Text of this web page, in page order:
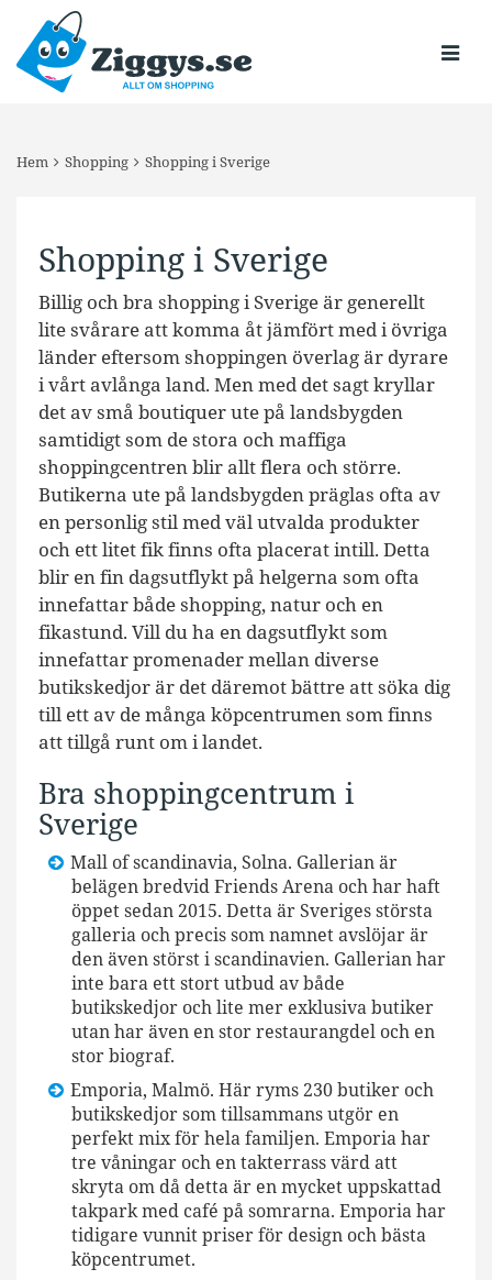
Hem Shopping Shopping i Sverige
Shopping i Sverige
Billig och bra shopping i Sverige är generellt
lite svårare att komma åt jämfört med i övriga
länder eftersom shoppingen överlag är dyrare
i vårt avlånga land. Men med det sagt kryllar
det av små boutiquer ute på landsbygden
samtidigt som de stora och maffiga
shoppingcentren blir allt flera och större.
Butikerna ute på landsbygden präglas ofta av
en personlig stil med väl utvalda produkter
och ett litet fik finns ofta placerat intill. Detta
blir en fin dagsutflykt på helgerna som ofta
innefattar både shopping, natur och en
fikastund. Vill du ha en dagsutflykt som
innefattar promenader mellan diverse
butikskedjor är det däremot bättre att söka dig
till ett av de många köpcentrumen som finns
att tillgå runt om i landet.
Bra shoppingcentrum i
Sverige
Mall of scandinavia, Solna. Gallerian är
belägen bredvid Friends Arena och har haft
öppet sedan 2015. Detta är Sveriges största
galleria och precis som namnet avslöjar är
den även störst i scandinavien. Gallerian har
inte bara ett stort utbud av både
butikskedjor och lite mer exklusiva butiker
utan har även en stor restaurangdel och en
stor biograf.
Emporia, Malmö. Här ryms 230 butiker och
butikskedjor som tillsammans utgör en
perfekt mix för hela familjen. Emporia har
tre våningar och en takterrass värd att
skryta om då detta är en mycket uppskattad
takpark med café på somrarna. Emporia har
tidigare vunnit priser för design och bästa
köpcentrumet.